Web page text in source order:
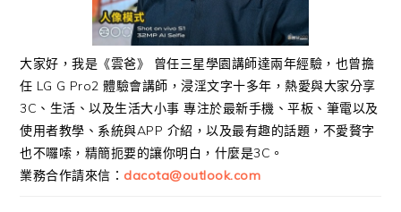
大家好，我是《雲爸》 曾任三星學園講師達兩年經驗，也曾擔
任 LG G Pro2 體驗會講師，浸淫文字十多年，熱愛與大家分享
3C、生活、以及生活大小事 專注於最新手機、平板、筆電以及
使用者教學、系統與APP 介紹，以及最有趣的話題，不愛贅字
也不囉嗦，精簡扼要的讓你明白，什麼是3C。
業務合作請來信： dacota@outlook.com